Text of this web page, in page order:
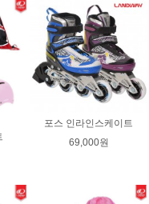
포스 인라인스케이트
69,000원